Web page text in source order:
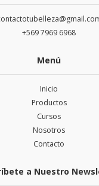
+569 7969 6968
Menú
Inicio
Productos
Cursos
Nosotros
Contacto
a Nuestro